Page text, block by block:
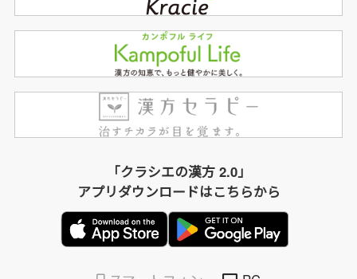
「クラシエの漢方 2.0」
アプリダウンロードはこちらから